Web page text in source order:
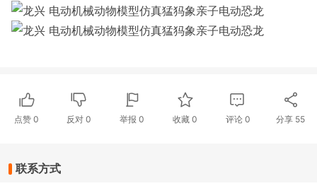
点赞 0 反对0 举报 0 收藏 0 评论 0 分享 55
联系方式